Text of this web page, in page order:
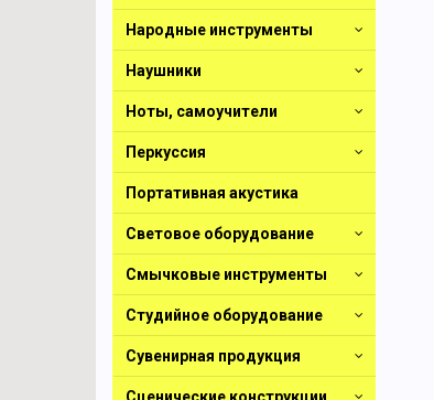
Народные инструменты
Наушники
Ноты, самоучители
Перкуссия
Портативная акустика
Световое оборудование
Смычковые инструменты
Студийное оборудование
Сувенирная продукция